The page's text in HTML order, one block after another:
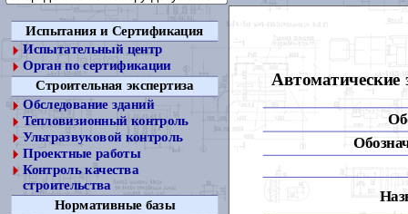
Испытания и Сертификация
Испытательный центр
Орган по сертификации
Строительная экспертиза
Обследование зданий
Тепловизионный контроль
Ультразвуковой контроль
Проектные работы
Контроль качества
строительства
Нормативные базы
Автоматические